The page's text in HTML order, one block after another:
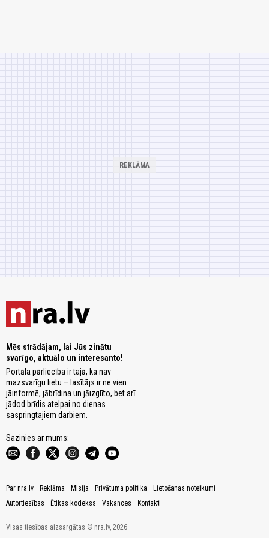
Mēs strādājam, lai Jūs zinātu
svarīgo, aktuālo un interesanto!
Portāla pārliecība ir tajā, ka nav
mazsvarīgu lietu – lasītājs ir ne vien
jāinformē, jābrīdina un jāizglīto, bet arī
jādod brīdis atelpai no dienas
saspringtajiem darbiem.
Sazinies ar mums:
Par nra.lv Reklāma Misija Privātuma politika
Lietošanas noteikumi
Autortiesības
Ētikas kodekss Vakances Kontakti
Visas tiesības aizsargātas © nra.lv, 2026